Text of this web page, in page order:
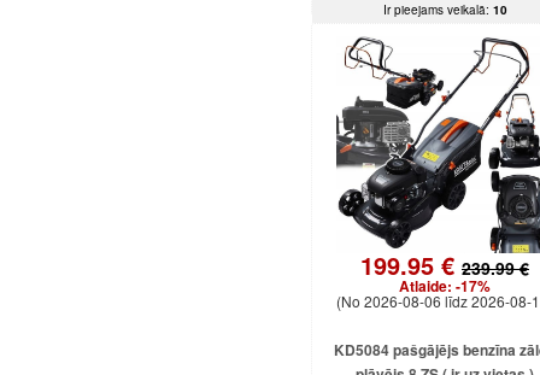
Ir pieejams veikalā: 10
199.95 € 239.99 €
Atlaide: -17%
(No 2026-08-06 līdz 2026-08-
KD5084 pašgājējs benzīna